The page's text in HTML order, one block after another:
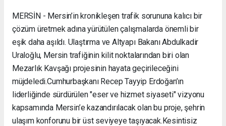
MERSİN - Mersin’in kronikleşen trafik sorununa kalıcı bir
çözüm üretmek adına yürütülen çalışmalarda önemli bir
eşik daha aşıldı. Ulaştırma ve Altyapı Bakanı Abdulkadir
Uraloğlu, Mersin trafiğinin kilit noktalarından biri olan
Mezarlık Kavşağı projesinin hayata geçirileceğini
müjdeledi. ​Cumhurbaşkanı Recep Tayyip Erdoğan’ın
liderliğinde sürdürülen "eser ve hizmet siyaseti" vizyonu
kapsamında Mersin’e kazandırılacak olan bu proje, şehrin
ulaşım konforunu bir üst seviyeye taşıyacak. ​Kesintisiz